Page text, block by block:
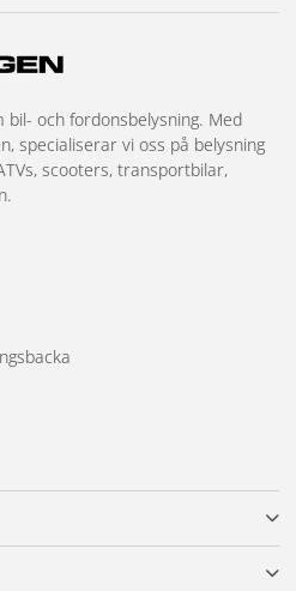
och fordonsbelysning. Med
specialiserar vi oss på belysning
scooters, transportbilar,